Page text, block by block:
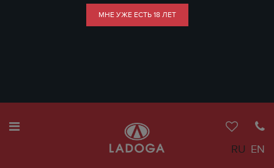
МНЕ УЖЕ ЕСТЬ 18 ЛЕТ
RU EN